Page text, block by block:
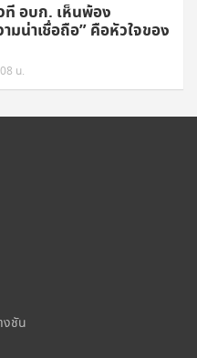
ที อบก. เห็นพ้อง
มน่าเชื่อถือ” คือหัวใจของ
น.
งชัน